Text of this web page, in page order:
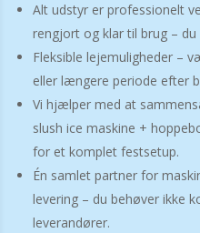
Alt udstyr er professionelt
rengjort og klar til brug –
Fleksible lejemuligheder –
eller længere periode efter
Vi hjælper med at
slush ice maskine +
for et komplet festsetup.
Én samlet partner for
levering – du behøver ikke
leverandører.